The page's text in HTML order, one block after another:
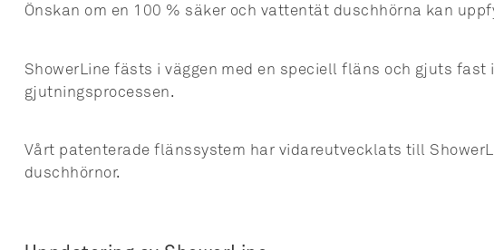
Önskan om en 100 % säker och vattentät duschhörna kan
ShowerLine fästs i väggen med en speciell fläns och gjuts
gjutningsprocessen.
Vårt patenterade flänssystem har vidareutvecklats till
duschhörnor.